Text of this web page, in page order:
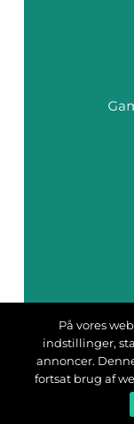
På vores
indstillinger,
annoncer.
fortsat brug af